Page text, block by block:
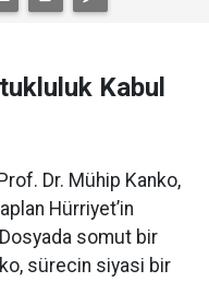
Kabul
Dr. Mühip Kanko,
Hürriyet’in
somut bir
sürecin siyasi bir